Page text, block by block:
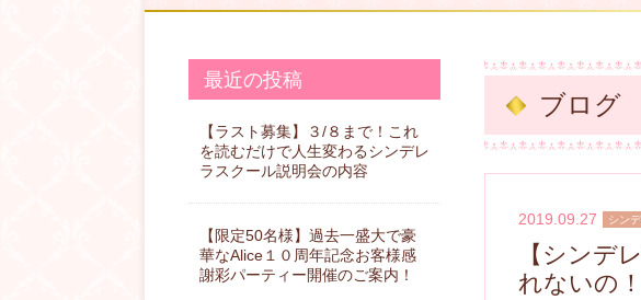
ブログ
2019.09.27 シン
【シンデ
れないの
最近の投稿
【ラスト募集】３/８まで！これ
を読むだけで人生変わるシンデレ
ラスクール説明会の内容
【限定50名様】過去一盛大で豪
華なAlice１０周年記念お客様感
謝彩パーティー開催のご案内！